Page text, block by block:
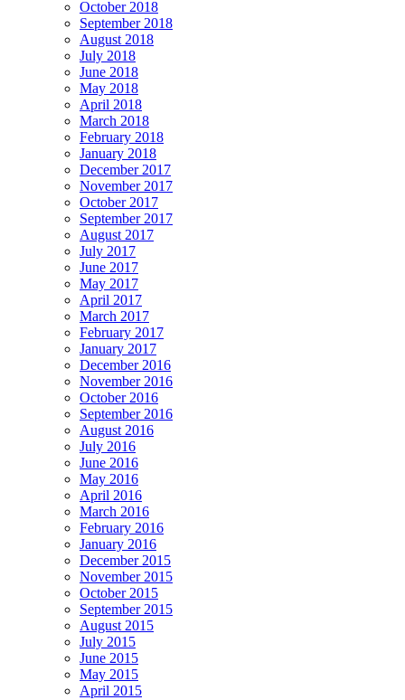
October 2018
September 2018
August 2018
July 2018
June 2018
May 2018
April 2018
March 2018
February 2018
January 2018
December 2017
November 2017
October 2017
September 2017
August 2017
July 2017
June 2017
May 2017
April 2017
March 2017
February 2017
January 2017
December 2016
November 2016
October 2016
September 2016
August 2016
July 2016
June 2016
May 2016
April 2016
March 2016
February 2016
January 2016
December 2015
November 2015
October 2015
September 2015
August 2015
July 2015
June 2015
May 2015
April 2015